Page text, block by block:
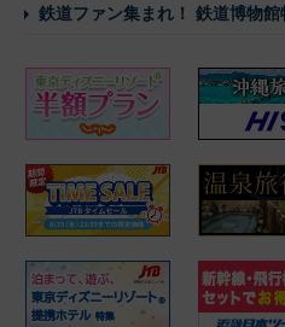
鉄道ファン集まれ！ 鉄道博物館